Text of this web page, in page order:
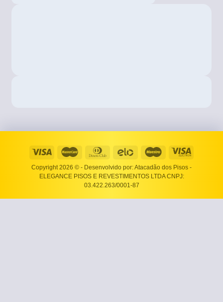
Copyright 2026 © - Desenvolvido por: Atacadão dos Pisos -
ELEGANCE PISOS E REVESTIMENTOS LTDA CNPJ:
03.422.263/0001-87